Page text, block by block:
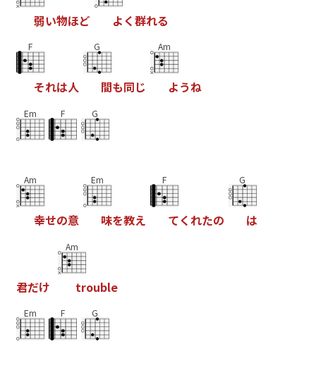
弱い物ほど よ く群れる
F
それは人
G
間も同じ
Am
ようね
Em F G
Am
幸せの意
Em
味を教え
F
てく れたの
G
は
君だけ
Am
trouble
Em F G